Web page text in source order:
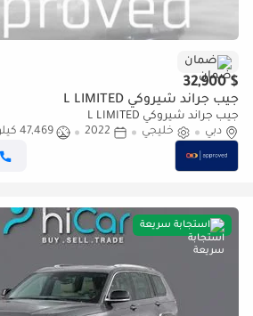
ضمان
$ 32,900
جيب جراند شيروكي L LIMITED
جيب جراند شيروكي L LIMITED
دبي
خليجي 2022
47,469 كيلومتر
استجابة سريعة